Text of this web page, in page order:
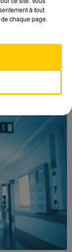
son planà tout
chaque page.